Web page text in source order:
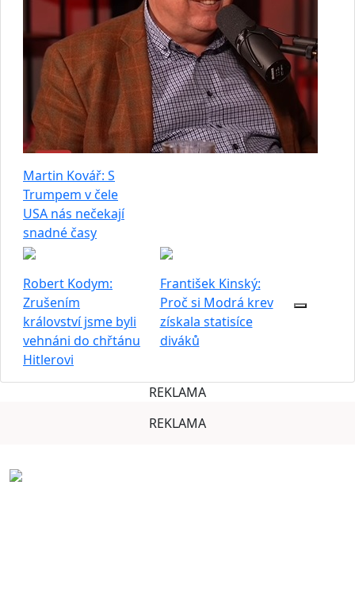
Martin Kovář: S
Trumpem v čele
USA nás nečekají
snadné časy
Robert Kodym:
Zrušením
království jsme byli
vehnáni do chřtánu
Hitlerovi
František Kinský:
Proč si Modrá krev
získala statisíce
diváků
REKLAMA
REKLAMA